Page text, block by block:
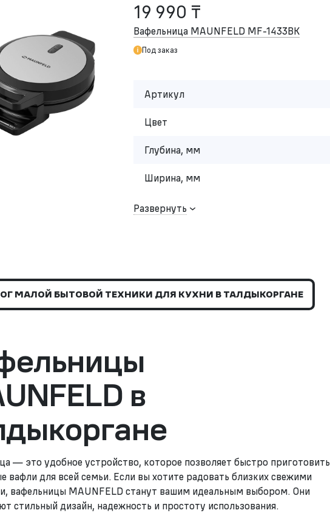
19 990 ₸
Вафельница MAUNFELD MF-1433BK
Под заказ
Артикул
Цвет
Глубина, мм
Ширина, мм
Развернуть
МАЛОЙ БЫТОВОЙ ТЕХНИКИ ДЛЯ КУХНИ В ТАЛДЫКОРГАНЕ
в
— это удобное устройство, которое позволяет быстро приготовить
вафли для всей семьи. Если вы хотите радовать близких свежими
вафельницы MAUNFELD станут вашим идеальным выбором. Они
стильный дизайн, надежность и простоту использования.